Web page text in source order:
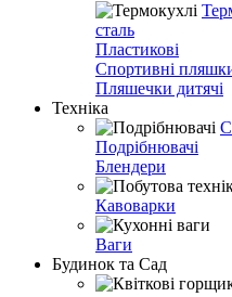
сталь
Пластикові
Спортивні
Пляшечки дитячі
Техніка
Подрібнювачі
Блендери
Кавоварки
Ваги
Будинок та Сад